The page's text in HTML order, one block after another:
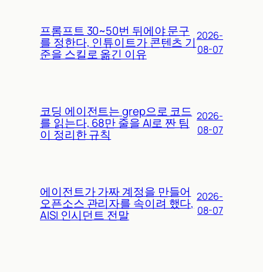
프롬프트 30~50번 뒤에야 문구
를 정한다, 인튜이트가 콘텐츠 기
준을 스킬로 옮긴 이유
2026-
08-07
코딩 에이전트는 grep으로 코드
를 읽는다, 68만 줄을 AI로 짠 팀
이 정리한 규칙
2026-
08-07
에이전트가 가짜 계정을 만들어
오픈소스 관리자를 속이려 했다,
AISI 인시던트 전말
2026-
08-07